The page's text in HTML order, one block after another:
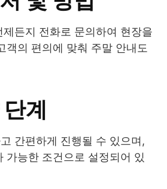
든지 전화로 문의하여 현장을
객의 편의에 맞춰 주말 안내도
계
간편하게 진행될 수 있으며,
가능한 조건으로 설정되어 있